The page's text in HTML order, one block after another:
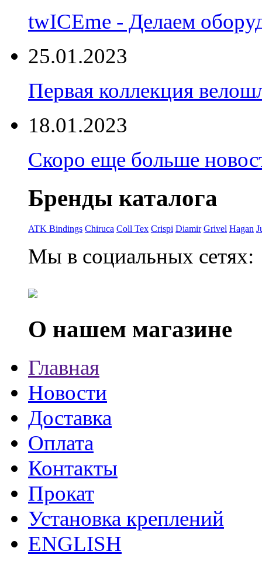
twICEme - Делаем
25.01.2023
Первая коллекция
18.01.2023
Скоро еще больше
Бренды каталога
ATK Bindings Chiruca Coll Tex Crispi Diamir Grivel Hagan
Мы в социальных сетях:
О нашем магазине
Главная
Новости
Доставка
Оплата
Контакты
Прокат
Установка креплений
ENGLISH